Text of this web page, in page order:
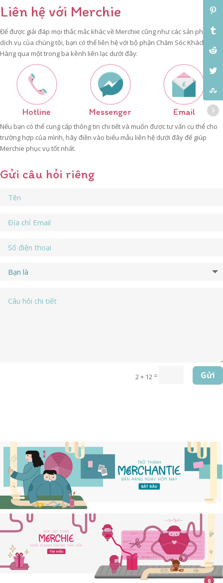
Liên hệ với Merchie
Để được giải đáp mọi thắc mắc khác về Merchie cũng như các sản phẩm và
dịch vụ của chúng tôi, bạn có thể liên hệ với bộ phận Chăm Sóc Khách
Hàng qua một trong ba kênh liên lạc dưới đây:
Hotline Messenger Email
Nếu bạn có thể cung cấp thông tin chi tiết và muốn được tư vấn cụ thể cho
trường hợp của mình, hãy điền vào biểu mẫu liên hệ dưới đây để giúp
Merchie phục vụ tốt nhất.
Gửi câu hỏi riêng
2 + 12= Gửi
0